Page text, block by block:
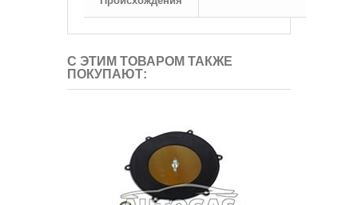
С ЭТИМ ТОВАРОМ ТАКЖЕ
ПОКУПАЮТ: